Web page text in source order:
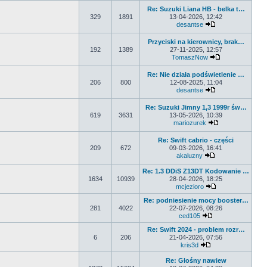
329 1891
Re: Suzuki Liana HB - belka t…
13-04-2026, 12:42
desantse
192 1389
Przyciski na kierownicy, brak…
27-11-2025, 12:57
TomaszNow
206 800
Re: Nie działa podświetlenie …
12-08-2025, 11:04
desantse
619 3631
Re: Suzuki Jimny 1,3 1999r św…
13-05-2026, 10:39
mariozurek
209 672
Re: Swift cabrio - części
09-03-2026, 16:41
akaluzny
1634 10939
Re: 1.3 DDiS Z13DT Kodowanie …
28-04-2026, 18:25
mcjezioro
Wyświetl
281 4022
Re: podniesienie mocy booster…
22-07-2026, 08:26
ced105
Wyświetl
6 206
Re: Swift 2024 - problem rozr…
21-04-2026, 07:56
kris3d
Wyświetl
Re: Głośny nawiew